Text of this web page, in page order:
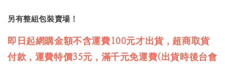
另有整組包裝賣場！
即日起網購金額不含運費100元才出貨，超商取貨
付款，運費特價35元，滿千元免運費(出貨時後台會